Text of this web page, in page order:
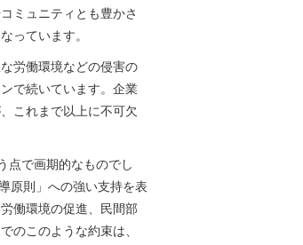
ミュニティとも豊かさ
っています。
労働環境などの侵害の
で続いています。企業
これまで以上に不可欠
点で画期的なものでし
原則」への強い支持を表
働環境の促進、民間部
のこのような約束は、